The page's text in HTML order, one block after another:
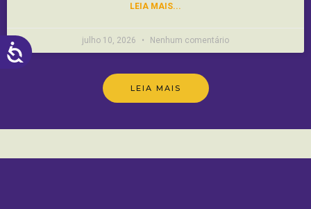
ACESSIBILIDADE
LEIA MAIS...
julho 10, 2026 Nenhum comentário
LEIA MAIS